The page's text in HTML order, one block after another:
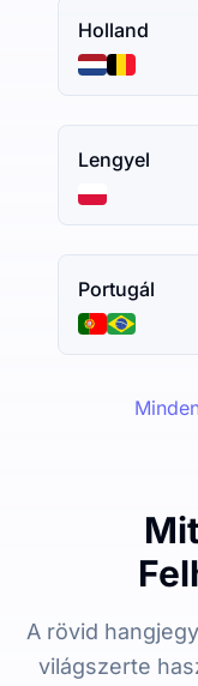
Holland
Lengyel
Portugál
A rövid
világszerte